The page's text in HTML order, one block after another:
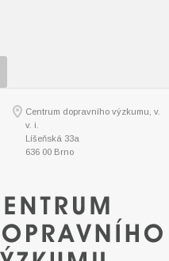
Centrum dopravního výzkumu, v.
v. i.
Líšeňská 33a
636 00 Brno